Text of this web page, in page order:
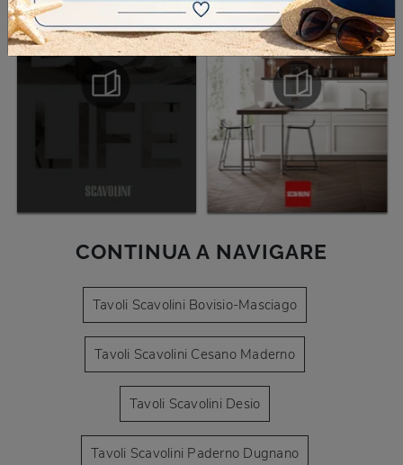
CONTINUA A NAVIGARE
Tavoli Scavolini Bovisio-Masciago
Tavoli Scavolini Cesano Maderno
Tavoli Scavolini Desio
Tavoli Scavolini Paderno Dugnano